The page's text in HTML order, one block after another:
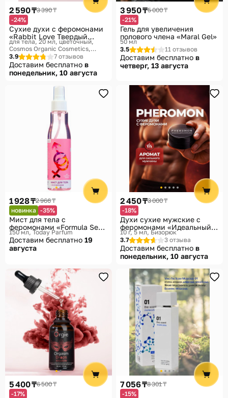
2 590 ₸3 390 ₸
-24%
Сухие духи с феромонами
«Rabbit Love Твердый
парфюм»
для тела, 20 мл, цветочный
Cosmos Organic Cosmetics,
Бизорюк
3.9 7 отзывов
Доставим бесплатно в
понедельник, 10 августа
3 950 ₸5 000 ₸
-21%
Гель для увеличения
полового члена «Maral Gel»
50 мл
3.5
11 отзывов
Доставим бесплатно в
четверг, 13 августа
1 928 ₸2 966 ₸
новинка -35%
Мист для тела с
феромонами «Formula Sexy
№9»
150 мл Today Parfum
Доставим бесплатно 19
августа
2 450 ₸3 000 ₸
-18%
Духи сухие мужские с
феромонами «Идеальный
соблазнитель»
10 г, 5 мл Бизорюк
3.7
3 отзыва
Доставим бесплатно в
понедельник, 10 августа
5 400 ₸6 500 ₸
-17%
7 056 ₸8 301 ₸
-15%